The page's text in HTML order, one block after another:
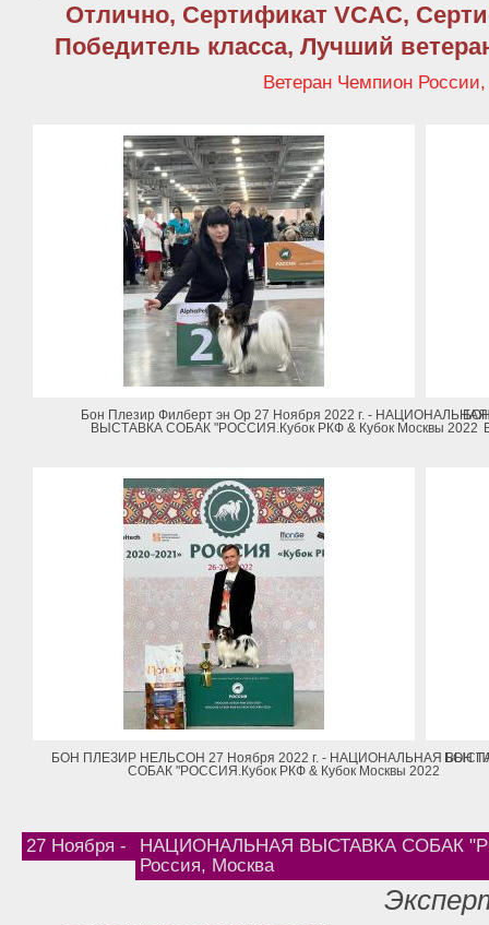
Отлично, Сертификат VCAC,
Победитель класса, Лучший
Ветеран Чемпион
Бон Плезир Филберт эн Ор 27 Ноября 2022 г. - НАЦИОНАЛЬНАЯ
ВЫСТАВКА СОБАК "РОССИЯ.Кубок РКФ & Кубок Москвы 2022
БОН ПЛЕЗИР НЕЛЬСОН 27 Ноября 2022 г. - НАЦИОНАЛЬНАЯ
СОБАК "РОССИЯ.Кубок РКФ & Кубок Москвы 2022
БОН
27 Ноября -
НАЦИОНАЛЬНАЯ ВЫСТАВКА СОБАК
Россия, Москва